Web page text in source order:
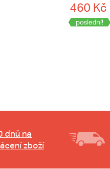
460 Kč
poslední!
dnů na
zboží